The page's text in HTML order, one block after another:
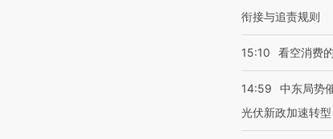
衔接与追责规则
15:10 看空消费
14:59
中东局势
光伏新政加速转型